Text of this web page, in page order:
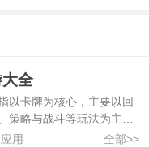
全
以卡牌为核心，主要以回
策略与战斗等玩法为主的
家可以在游戏内通过各种
用 全部>>